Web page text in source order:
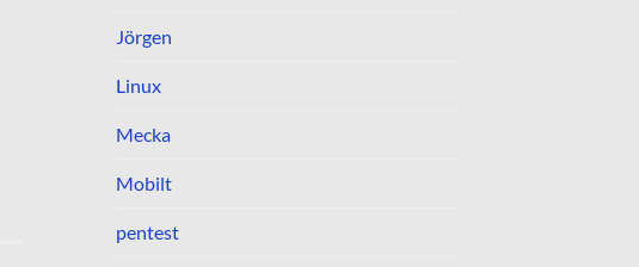
Jörgen
Linux
Mecka
Mobilt
pentest